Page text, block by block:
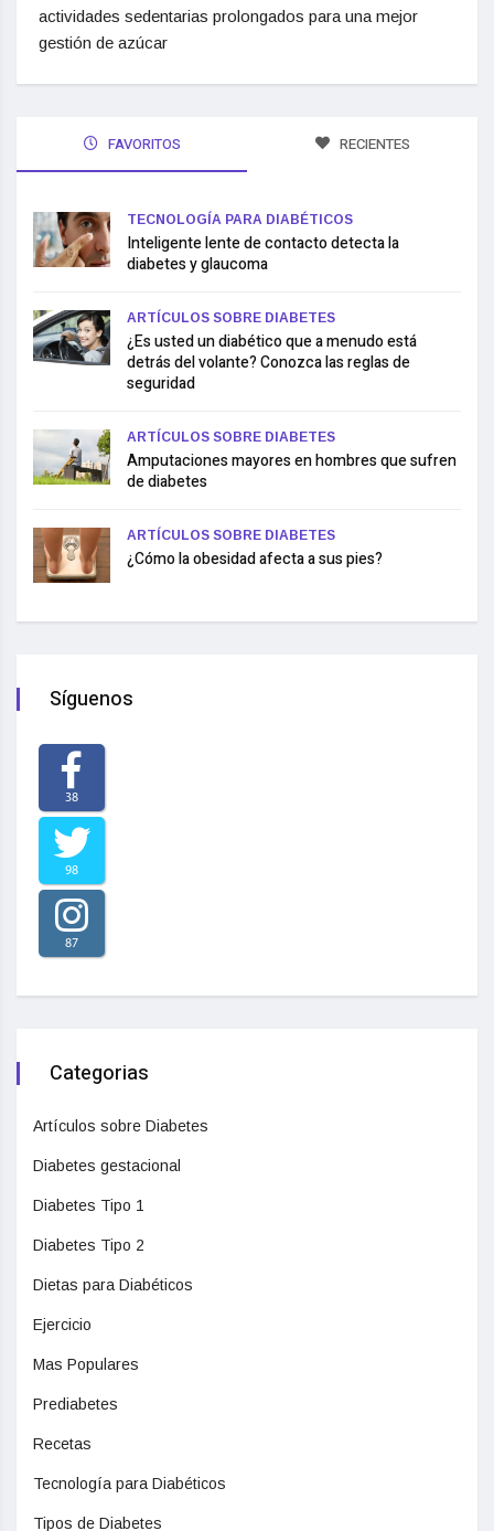
actividades sedentarias prolongados para una mejor
gestión de azúcar
FAVORITOS RECIENTES
TECNOLOGÍA PARA DIABÉTICOS
Inteligente lente de contacto detecta la
diabetes y glaucoma
ARTÍCULOS SOBRE DIABETES
¿Es usted un diabético que a menudo está
detrás del volante? Conozca las reglas de
seguridad
ARTÍCULOS SOBRE DIABETES
Amputaciones mayores en hombres que sufren
de diabetes
ARTÍCULOS SOBRE DIABETES
¿Cómo la obesidad afecta a sus pies?
Síguenos
38
98
87
Categorias
Artículos sobre Diabetes
Diabetes gestacional
Diabetes Tipo 1
Diabetes Tipo 2
Dietas para Diabéticos
Ejercicio
Mas Populares
Prediabetes
Recetas
Tecnología para Diabéticos
Tipos de Diabetes